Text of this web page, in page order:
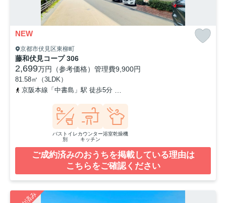
NEW
京都市伏見区東柳町
藤和伏見コープ 306
2,699万円（参考価格） 管理費9,900円
81.58㎡（3LDK）
京阪本線「中書島」駅 徒歩5分
バストイレ
別
カウンター
キッチン
浴室乾燥機
ご成約済みのおうちを掲載している理由は
こちらをご確認ください